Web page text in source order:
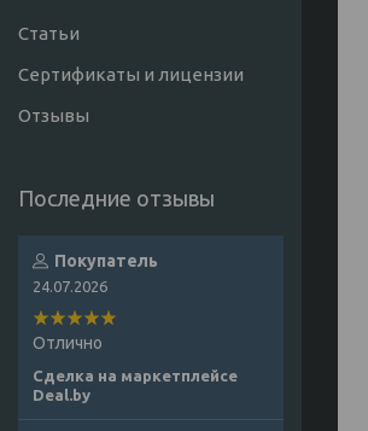
Статьи
Сертификаты и лицензии
Отзывы
Покупатель
24.07.2026
Отлично
Сделка на маркетплейсе
Deal.by